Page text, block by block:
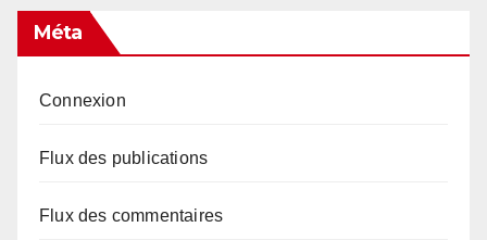
Méta
Connexion
Flux des publications
Flux des commentaires